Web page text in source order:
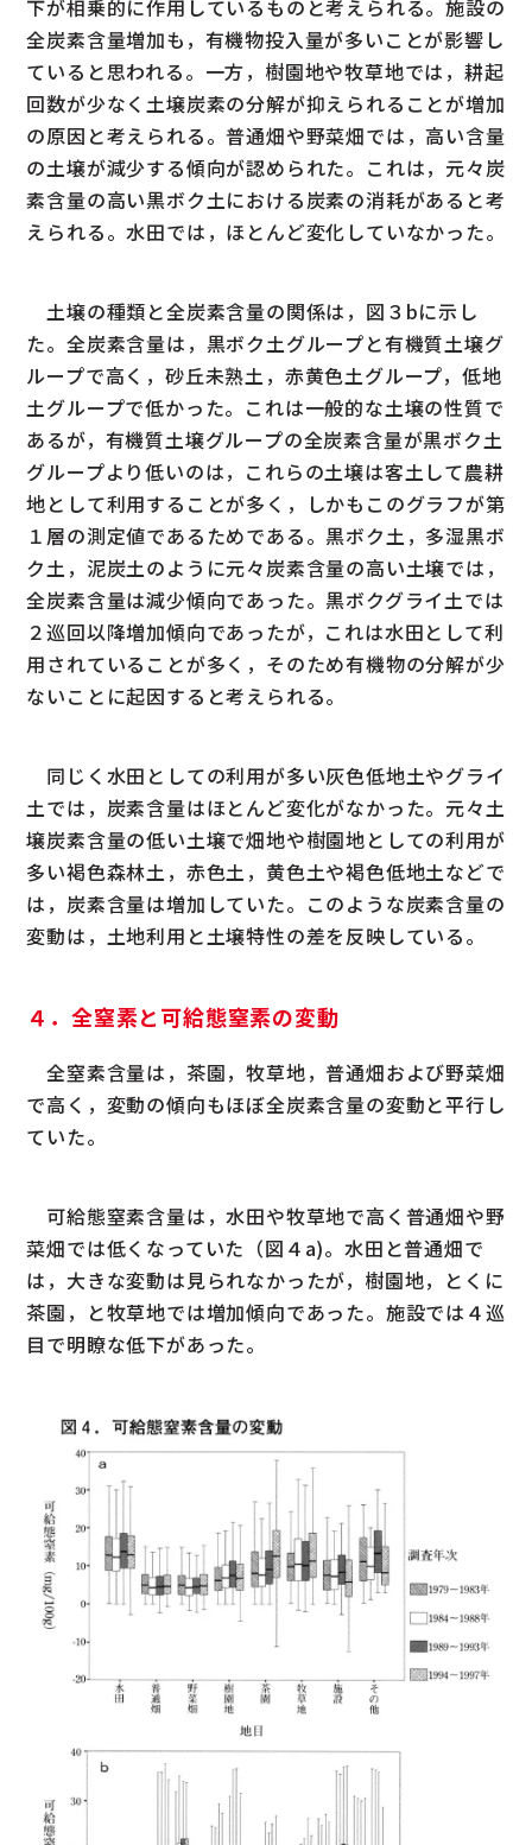
下が相乗的に作用しているものと考えられる。施設の
全炭素含量増加も，有機物投入量が多いことが影響し
ていると思われる。一方，樹園地や牧草地では，耕起
回数が少なく土壌炭素の分解が抑えられることが増加
の原因と考えられる。普通畑や野菜畑では，高い含量
の土壌が減少する傾向が認められた。これは，元々炭
素含量の高い黒ボク土における炭素の消耗があると考
えられる。水田では，ほとんど変化していなかった。
土壌の種類と全炭素含量の関係は，図３bに示し
た。全炭素含量は，黒ボク土グループと有機質土壌グ
ループで高く，砂丘未熟土，赤黄色土グループ，低地
土グループで低かった。これは一般的な土壌の性質で
あるが，有機質土壌グループの全炭素含量が黒ボク土
グループより低いのは，これらの土壌は客土して農耕
地として利用することが多く，しかもこのグラフが第
１層の測定値であるためである。黒ボク土，多湿黒ボ
ク土，泥炭土のように元々炭素含量の高い土壌では，
全炭素含量は減少傾向であった。黒ボクグライ土では
２巡回以降増加傾向であったが，これは水田として利
用されていることが多く，そのため有機物の分解が少
ないことに起因すると考えられる。
同じく水田としての利用が多い灰色低地土やグライ
土では，炭素含量はほとんど変化がなかった。元々土
壌炭素含量の低い土壌で畑地や樹園地としての利用が
多い褐色森林土，赤色土，黄色土や褐色低地土などで
は，炭素含量は増加していた。このような炭素含量の
変動は，土地利用と土壌特性の差を反映している。
４．全窒素と可給態窒素の変動
全窒素含量は，茶園，牧草地，普通畑および野菜畑
で高く，変動の傾向もほぼ全炭素含量の変動と平行し
ていた。
可給態窒素含量は，水田や牧草地で高く普通畑や野
菜畑では低くなっていた（図４a)。水田と普通畑で
は，大きな変動は見られなかったが，樹園地，とくに
茶園，と牧草地では増加傾向であった。施設では４巡
目で明瞭な低下があった。